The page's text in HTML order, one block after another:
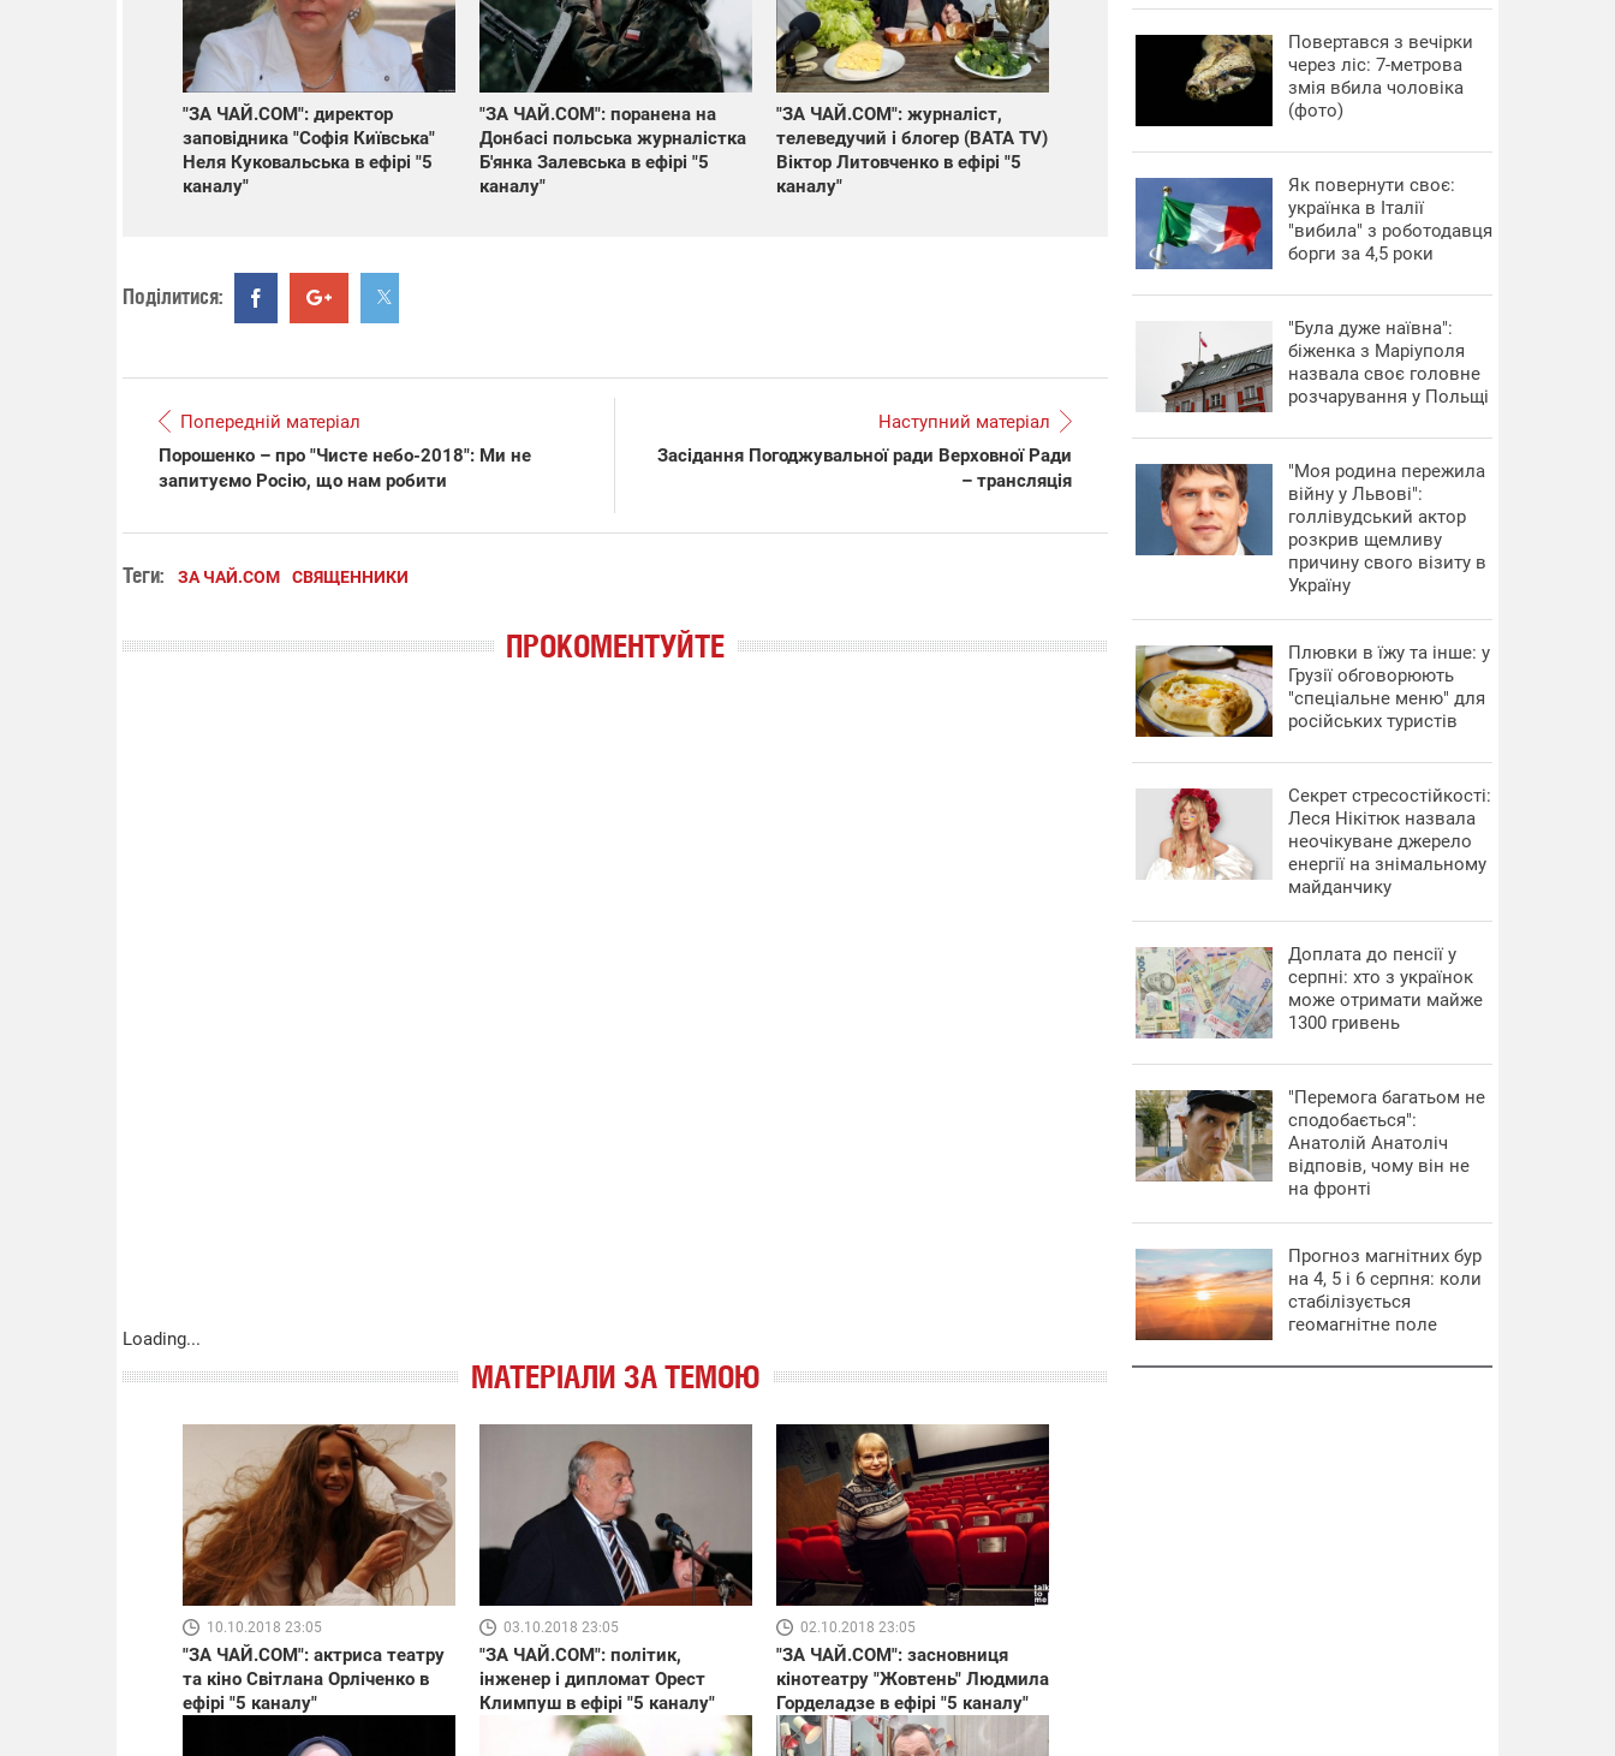
"ЗА ЧАЙ.COM": директор
заповідника "Софія Київська"
Неля Куковальська в ефірі "5
каналу"
"ЗА ЧАЙ.COM": поранена на
Донбасі польська журналістка
Б'янка Залевська в ефірі "5
каналу"
"ЗА ЧАЙ.COM": журналіст,
телеведучий і блогер (ВАТА TV)
Віктор Литовченко в ефірі "5
каналу"
Поділитися:
Попередній матеріал
Порошенко – про "Чисте небо-2018": Ми не
запитуємо Росію, що нам робити
Наступний матеріал
Засідання Погоджувальної ради Верховної Ради
– трансляція
Теги: ЗА ЧАЙ.COM СВЯЩЕННИКИ
ПРОКОМЕНТУЙТЕ
Loading...
МАТЕРІАЛИ ЗА ТЕМОЮ
10.10.2018 23:05
"ЗА ЧАЙ.COM": актриса театру
та кіно Світлана Орліченко в
ефірі "5 каналу"
03.10.2018 23:05
"ЗА ЧАЙ.COM": політик,
інженер і дипломат Орест
Климпуш в ефірі "5 каналу"
02.10.2018 23:05
"ЗА ЧАЙ.COM": засновниця
кінотеатру "Жовтень" Людмила
Горделадзе в ефірі "5 каналу"
Повертався з вечірки
через ліс: 7-метрова
змія вбила чоловіка
(фото)
​Як повернути своє:
українка в Італії
"вибила" з роботодавця
борги за 4,5 роки
"Була дуже наївна":
біженка з Маріуполя
назвала своє головне
розчарування у Польщі
"Моя родина пережила
війну у Львові":
голлівудський актор
розкрив щемливу
причину свого візиту в
Україну
Плювки в їжу та інше: у
Грузії обговорюють
"спеціальне меню" для
російських туристів
Секрет стресостійкості:
Леся Нікітюк назвала
неочікуване джерело
енергії на знімальному
майданчику
Доплата до пенсії у
серпні: хто з українок
може отримати майже
1300 гривень
"Перемога багатьом не
сподобається":
Анатолій Анатоліч
відповів, чому він не
на фронті
Прогноз магнітних бур
на 4, 5 і 6 серпня: коли
стабілізується
геомагнітне поле